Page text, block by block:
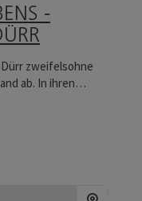
-
zweifelsohne
ab. In ihren
der puren